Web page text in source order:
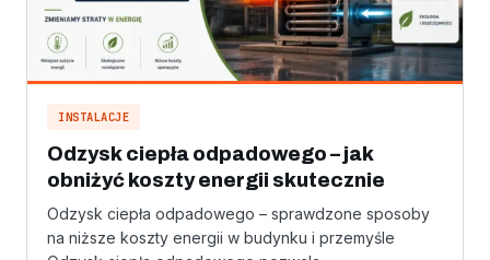
INSTALACJE
Odzysk ciepła odpadowego – jak
obniżyć koszty energii skutecznie
Odzysk ciepła odpadowego – sprawdzone sposoby
na niższe koszty energii w budynku i przemyśle